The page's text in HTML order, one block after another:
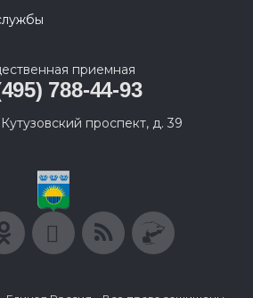
приемная
788-44-93
проспект, д. 39